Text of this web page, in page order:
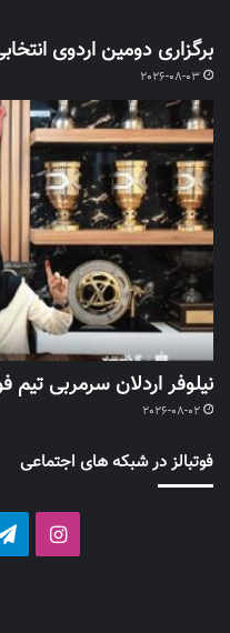
برگزاری دومین اردوی
2026-08-03
نیلوفر اردلان سرمربی
2026-08-02
فوتبالز در شبکه های اجتماعی